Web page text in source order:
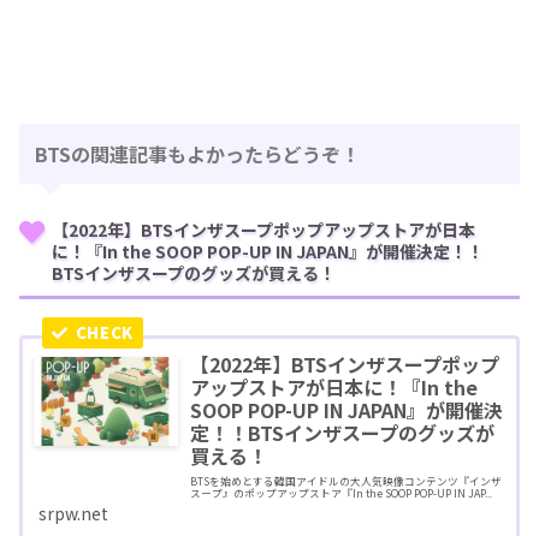
BTSの関連記事もよかったらどうぞ！
【2022年】BTSインザスープポップアップストアが日本
に！『In the SOOP POP-UP IN JAPAN』が開催決定！！
BTSインザスープのグッズが買える！
【2022年】BTSインザスープポップ
アップストアが日本に！『In the
SOOP POP-UP IN JAPAN』が開催決
定！！BTSインザスープのグッズが
買える！
BTSを始めとする韓国アイドルの大人気映像コンテンツ『インザ
スープ』のポップアップストア『In the SOOP POP-UP IN JAP...
srpw.net